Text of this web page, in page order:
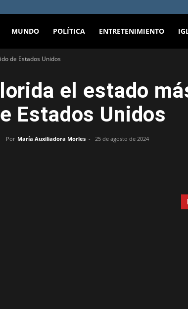
MUNDO POLÍTICA ENTRETENIMIENTO
de Estados Unidos
el estado
Estados Unidos
Por María Auxiliadora Morles - 25 de agosto de 2024